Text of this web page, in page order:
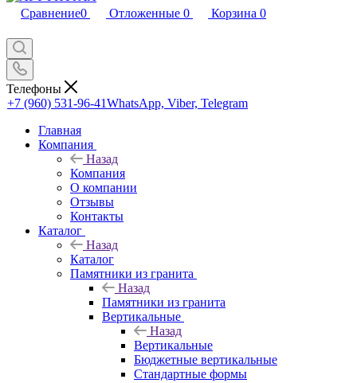
Сравнение0 Отложенные 0 Корзина 0
Телефоны
+7 (960) 531-96-41WhatsApp, Viber, Telegram
Главная
Компания
Назад
Компания
О компании
Отзывы
Контакты
Каталог
Назад
Каталог
Памятники из гранита
Назад
Памятники из гранита
Вертикальные
Назад
Вертикальные
Бюджетные вертикальные
Стандартные формы